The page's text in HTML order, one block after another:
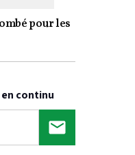
pour les
continu